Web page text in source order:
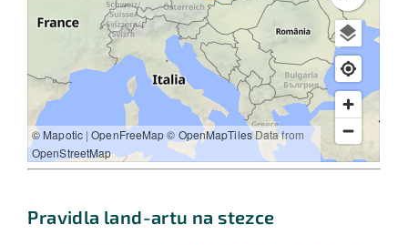
Pravidla land-artu na stezce